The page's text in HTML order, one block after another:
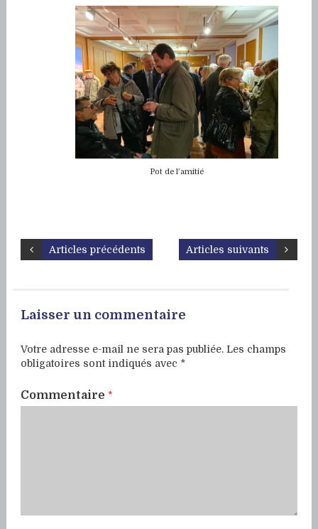
Pot de l’amitié
Articles suivants
Articles précédents
Laisser un commentaire
Votre adresse e-mail ne sera pas publiée. Les champs
obligatoires sont indiqués avec *
Commentaire *